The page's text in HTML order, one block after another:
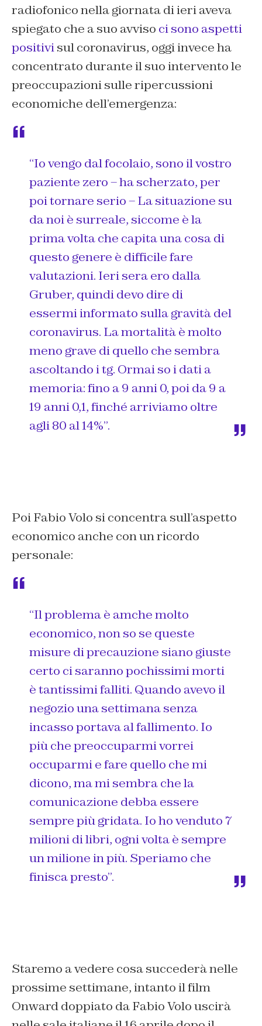
radiofonico nella giornata di ieri aveva
spiegato che a suo avviso ci sono aspetti
positivisul coronavirus, oggi invece ha
concentrato durante il suo intervento le
preoccupazioni sulle ripercussioni
economiche dell’emergenza:
“Io vengo dal focolaio, sono il vostro
paziente zero – ha scherzato, per
poi tornare serio – La situazione su
da noi è surreale, siccome è la
prima volta che capita una cosa di
questo genere è difficile fare
valutazioni. Ieri sera ero dalla
Gruber, quindi devo dire di
essermi informato sulla gravità del
coronavirus. La mortalità è molto
meno grave di quello che sembra
ascoltando i tg. Ormai so i dati a
memoria: fino a 9 anni 0, poi da 9 a
19 anni 0,1, finché arriviamo oltre
agli 80 al 14%”.
Poi Fabio Volo si concentra sull’aspetto
economico anche con un ricordo
personale:
“Il problema è amche molto
economico, non so se queste
misure di precauzione siano giuste
certo ci saranno pochissimi morti
è tantissimi falliti. Quando avevo il
negozio una settimana senza
incasso portava al fallimento. Io
più che preoccuparmi vorrei
occuparmi e fare quello che mi
dicono, ma mi sembra che la
comunicazione debba essere
sempre più gridata. Io ho venduto 7
milioni di libri, ogni volta è sempre
un milione in più. Speriamo che
finisca presto”.
Staremo a vedere cosa succederà nelle
prossime settimane, intanto il film
Onward doppiato da Fabio Volo uscirà